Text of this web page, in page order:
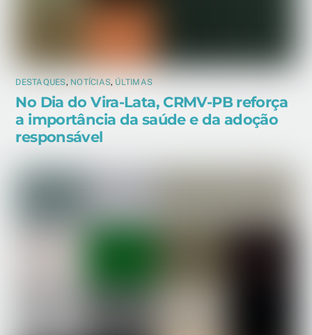
DESTAQUES, NOTÍCIAS, ÚLTIMAS
No Dia do Vira-Lata, CRMV-PB reforça
a importância da saúde e da adoção
responsável